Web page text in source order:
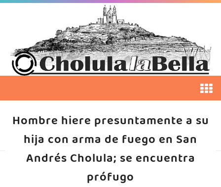
Hombre hiere presuntamente a su
hija con arma de fuego en San
Andrés Cholula; se encuentra
prófugo